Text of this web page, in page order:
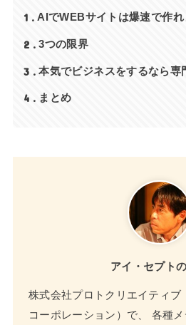
1 AIでWEBサイトは爆速で作れ
2 3つの限界
3 本気でビジネスをするなら専
4 まとめ
アイ・セプト
株式会社プロトクリエイティブ
コーポレーション）で、 各種